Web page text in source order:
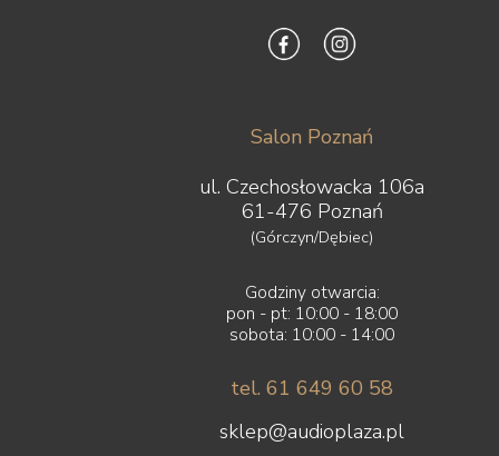
Salon Poznań
ul. Czechosłowacka 106a
61-476 Poznań
(Górczyn/Dębiec)
Godziny otwarcia:
pon - pt: 10:00 - 18:00
sobota: 10:00 - 14:00
tel. 61 649 60 58
sklep@audioplaza.pl